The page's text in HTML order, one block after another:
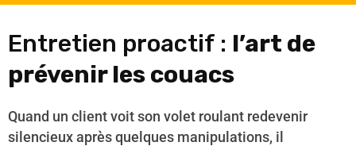
Entretien proactif : l’art de
prévenir les couacs
Quand un client voit son volet roulant redevenir
silencieux après quelques manipulations, il